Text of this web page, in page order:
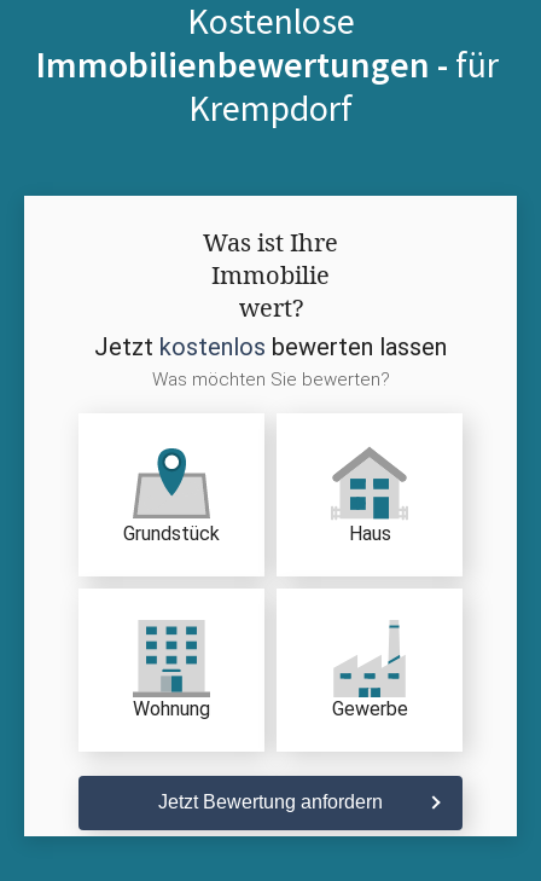
Kostenlose
Immobilienbewertungen - für
Krempdorf
Was ist Ihre
Immobilie
wert?
Jetzt kostenlos bewerten lassen
Was möchten Sie bewerten?
Grundstück Haus
Wohnung Gewerbe
Jetzt Bewertung anfordern